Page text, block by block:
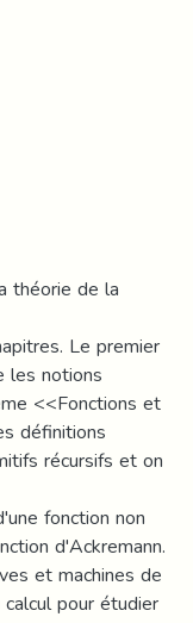
théorie de la
Le premier
les notions
<<Fonctions et
définitions
récursifs et on
fonction non
d'Ackremann.
et machines de
pour étudier